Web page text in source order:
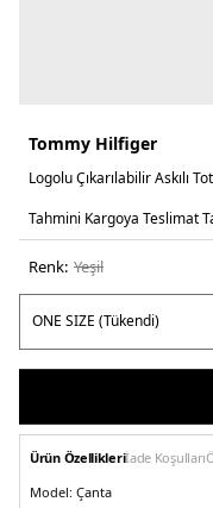
Tommy Hilfiger
Logolu Çıkarılabilir Askılı
Tahmini Kargoya Teslimat
Renk: yeşi̇l
Ürün Özellikleriİade Koşulları
Model: Çanta